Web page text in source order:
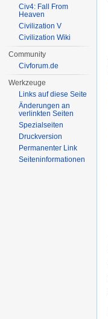
Civ4: Fall From
Heaven
Civilization V
Civilization Wiki
Community
Civforum.de
Werkzeuge
Links auf diese Seite
Änderungen an
verlinkten Seiten
Spezialseiten
Druckversion
Permanenter Link
Seiten­informationen